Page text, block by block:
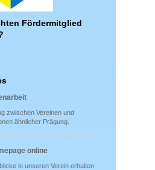
Fördermitglied
zwischen Vereinen und
ähnlicher Prägung.
online
in unseren Verein erhalten